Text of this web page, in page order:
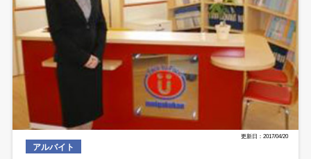
更新日：2017/04/20
アルバイト